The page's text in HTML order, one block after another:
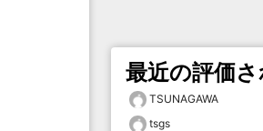
最近の評価
TSUNAGAWA
tsgs